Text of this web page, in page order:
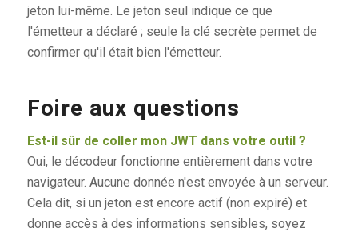
jeton lui-même. Le jeton seul indique ce que
l'émetteur a déclaré ; seule la clé secrète permet de
confirmer qu'il était bien l'émetteur.
Foire aux questions
Est-il sûr de coller mon JWT dans votre outil ?
Oui, le décodeur fonctionne entièrement dans votre
navigateur. Aucune donnée n'est envoyée à un serveur.
Cela dit, si un jeton est encore actif (non expiré) et
donne accès à des informations sensibles, soyez